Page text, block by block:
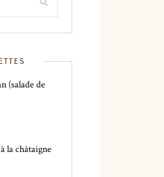
(salade de
la châtaigne